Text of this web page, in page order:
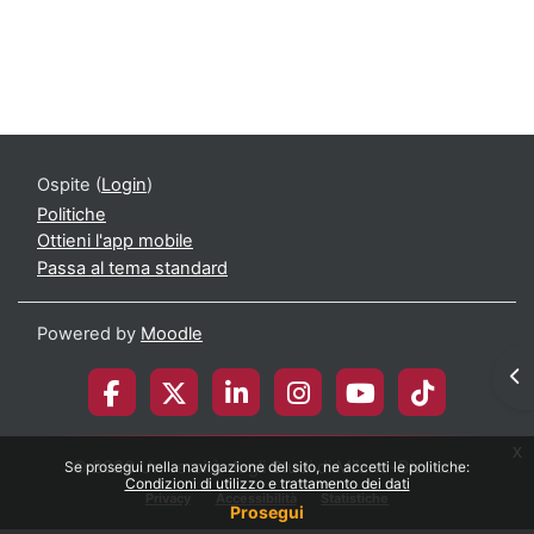
Se prosegui nella navigazione del sito, ne accetti le politiche:
Condizioni di utilizzo e trattamento dei dati
Prosegui
x
Ospite (Login)
Politiche
Ottieni l'app mobile
Passa al tema standard
Powered by Moodle
© 2026 Università degli Studi di Milano-Bicocca